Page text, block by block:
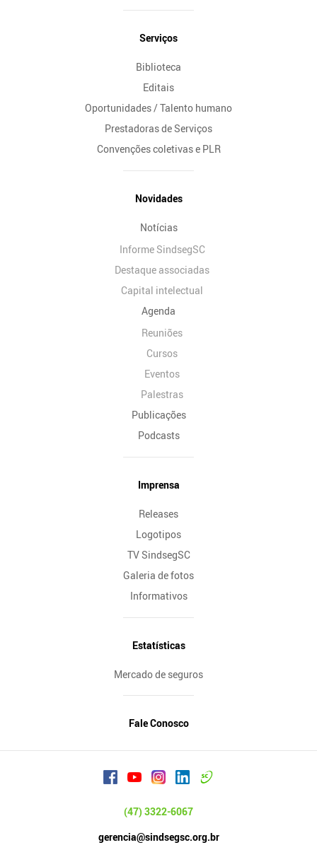
Serviços
Biblioteca
Editais
Oportunidades / Talento humano
Prestadoras de Serviços
Convenções coletivas e PLR
Novidades
Notícias
Informe SindsegSC
Destaque associadas
Capital intelectual
Agenda
Reuniões
Cursos
Eventos
Palestras
Publicações
Podcasts
Imprensa
Releases
Logotipos
TV SindsegSC
Galeria de fotos
Informativos
Estatísticas
Mercado de seguros
Fale Conosco
(47) 3322-6067
gerencia@sindsegsc.org.br